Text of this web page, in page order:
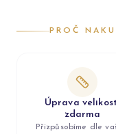
PROČ
Úprava
zdarma
Přizpůsobíme dle